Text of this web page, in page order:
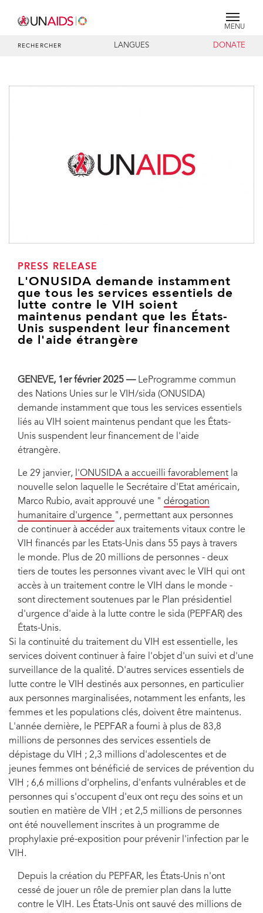
MENU
RECHERCHER LANGUES DONATE
PRESS RELEASE
L'ONUSIDA demande instamment
que tous les services essentiels de
lutte contre le VIH soient
maintenus pendant que les États-
Unis suspendent leur financement
de l'aide étrangère
GENEVE, 1er février 2025 —LeProgramme commun
des Nations Unies sur le VIH/sida (ONUSIDA)
demande instamment que tous les services essentiels
liés au VIH soient maintenus pendant que les États-
Unis suspendent leur financement de l'aide
étrangère.
Le 29 janvier, l'ONUSIDA a accueilli favorablement la
nouvelle selon laquelle le Secrétaire d'Etat américain,
Marco Rubio, avait approuvé une " dérogation
humanitaire d'urgence ", permettant aux personnes
de continuer à accéder aux traitements vitaux contre le
VIH financés par les Etats-Unis dans 55 pays à travers
le monde. Plus de 20 millions de personnes - deux
tiers de toutes les personnes vivant avec le VIH qui ont
accès à un traitement contre le VIH dans le monde -
sont directement soutenues par le Plan présidentiel
d'urgence d'aide à la lutte contre le sida (PEPFAR) des
États-Unis.
Si la continuité du traitement du VIH est essentielle, les
services doivent continuer à faire l'objet d'un suivi et d'une
surveillance de la qualité. D'autres services essentiels de
lutte contre le VIH destinés aux personnes, en particulier
aux personnes marginalisées, notamment les enfants, les
femmes et les populations clés, doivent être maintenus.
L'année dernière, le PEPFAR a fourni à plus de 83,8
millions de personnes des services essentiels de
dépistage du VIH ; 2,3 millions d'adolescentes et de
jeunes femmes ont bénéficié de services de prévention du
VIH ; 6,6 millions d'orphelins, d'enfants vulnérables et de
personnes qui s'occupent d'eux ont reçu des soins et un
soutien en matière de VIH ; et 2,5 millions de personnes
ont été nouvellement inscrites à un programme de
prophylaxie pré-exposition pour prévenir l'infection par le
VIH.
Depuis la création du PEPFAR, les États-Unis n'ont
cessé de jouer un rôle de premier plan dans la lutte
contre le VIH. Les États-Unis ont sauvé des millions de